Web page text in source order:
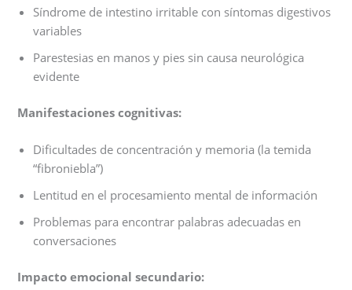
Síndrome de intestino irritable con síntomas digestivos
variables
Parestesias en manos y pies sin causa neurológica
evidente
Manifestaciones cognitivas:
Dificultades de concentración y memoria (la temida
“fibroniebla”)
Lentitud en el procesamiento mental de información
Problemas para encontrar palabras adecuadas en
conversaciones
Impacto emocional secundario: